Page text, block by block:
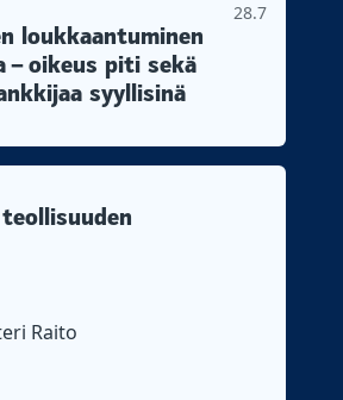
28.7
loukkaantuminen
oikeus piti sekä
syyllisinä
Raito